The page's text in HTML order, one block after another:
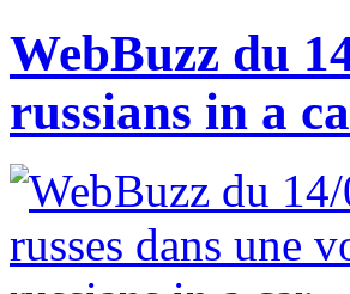
WebBuzz du
russians in a